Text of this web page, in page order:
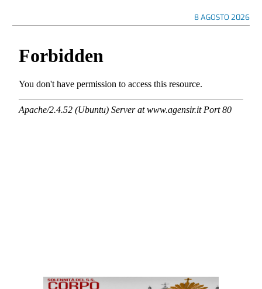
8 AGOSTO 2026